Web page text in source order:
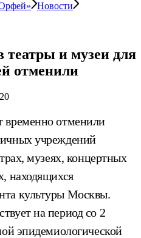
Новости
и музеи для
отменили
временно отменили
учреждений
музеях, концертных
находящихся
культуры Москвы.
на период со 2
эпидемиологической